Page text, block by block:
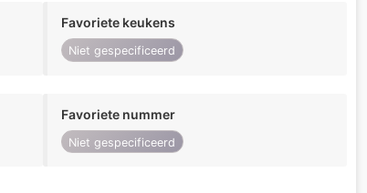
Favoriete keukens
Niet gespecificeerd
Favoriete nummer
Niet gespecificeerd